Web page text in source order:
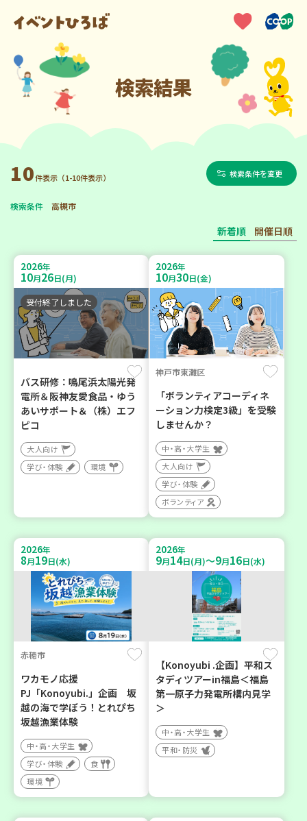
検索結果
10件表示（1-10件表示） 検索条件を変更
検索条件 高槻市
新着順 開催日順
2026年
10月26日(月)
受付終了しました
バス研修：鳴尾浜太陽光発
電所＆阪神友愛食品・ゆう
あいサポート＆（株）エフ
ピコ
大人向け
学び・体験
環境
2026年
10月30日(金)
神戸市東灘区
「ボランティアコーディネ
ーション力検定3級」を受験
しませんか？
中・高・大学生
大人向け
学び・体験
ボランティア
2026年
8月19日(水)
赤穂市
ワカモノ応援
PJ「Konoyubi.」企画 坂
越の海で学ぼう！とれぴち
坂越漁業体験
中・高・大学生
学び・体験
食
環境
2026年
9月14日(月)～9月16日(水)
【Konoyubi .企画】平和ス
タディツアーin福島＜福島
第一原子力発電所構内見学
＞
中・高・大学生
平和・防災